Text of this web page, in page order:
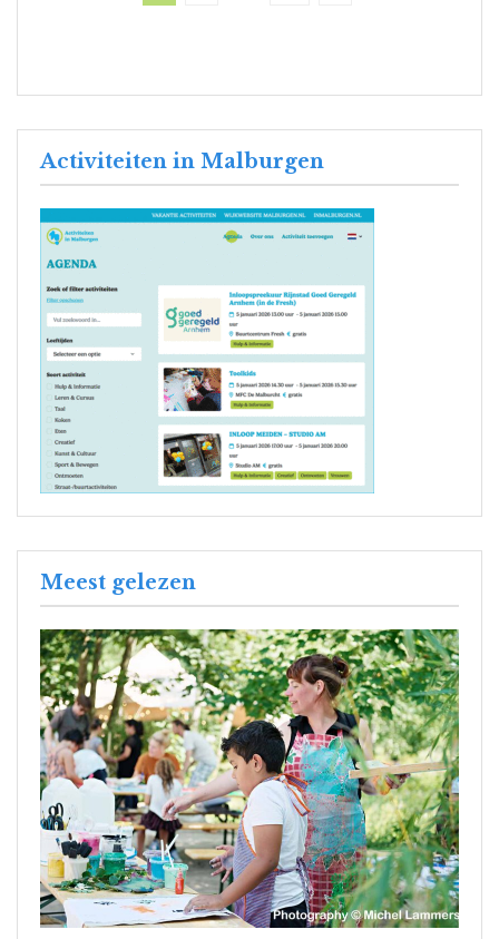
Activiteiten in Malburgen
Meest gelezen